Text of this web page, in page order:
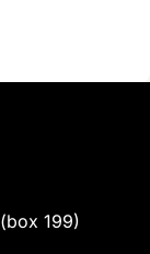
199)